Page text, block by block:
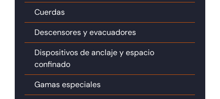
Cuerdas
Descensores y evacuadores
Dispositivos de anclaje y espacio
confinado
Gamas especiales